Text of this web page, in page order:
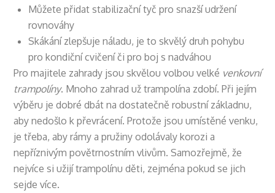
Můžete přidat stabilizační tyč pro snazší udržení
rovnováhy
Skákání zlepšuje náladu, je to skvělý druh pohybu
pro kondiční cvičení či pro boj s nadváhou
Pro majitele zahrady jsou skvělou volbou velké venkovní
trampolíny. Mnoho zahrad už trampolína zdobí. Při jejím
výběru je dobré dbát na dostatečně robustní základnu,
aby nedošlo k převrácení. Protože jsou umístěné venku,
je třeba, aby rámy a pružiny odolávaly korozi a
nepříznivým povětrnostním vlivům. Samozřejmě, že
nejvíce si užijí trampolínu děti, zejména pokud se jich
sejde více.